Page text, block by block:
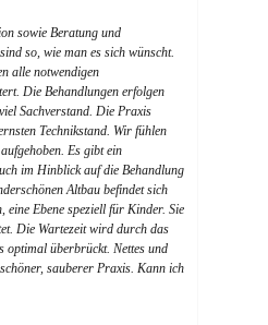
sowie Beratung und
so, wie man es sich wünscht.
alle notwendigen
Die Behandlungen erfolgen
Sachverstand. Die Praxis
Technikstand. Wir fühlen
Es gibt ein
im Hinblick auf die Behandlung
Altbau befindet sich
eine Ebene speziell für Kinder. Sie
Die Wartezeit wird durch das
optimal überbrückt. Nettes und
sauberer Praxis. Kann ich